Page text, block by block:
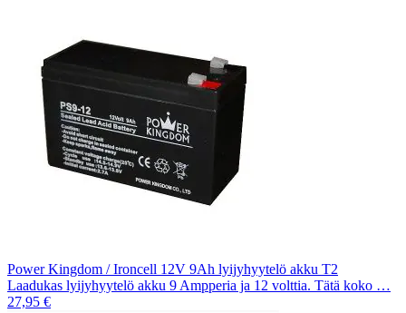
Power Kingdom / Ironcell 12V 9Ah lyijyhyytelö akku T2
Laadukas lyijyhyytelö akku 9 Ampperia ja 12 volttia. Tätä koko …
27,95 €